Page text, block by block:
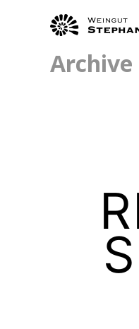
Archive